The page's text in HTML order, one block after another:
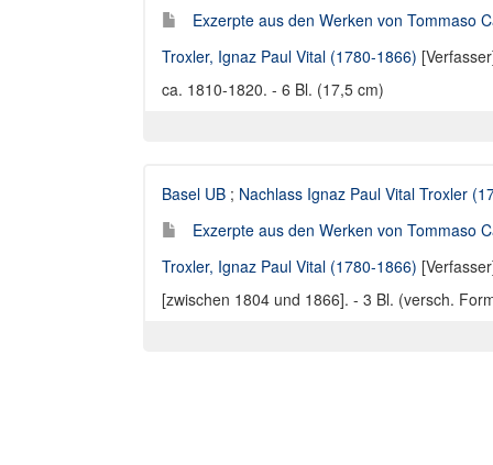
Exzerpte aus den Werken von Tommaso
Troxler, Ignaz Paul Vital (1780-1866)
ca. 1810-1820. - 6 Bl. (17,5 cm)
Basel UB ; Nachlass Ignaz Paul Vital Troxler
Exzerpte aus den Werken von Tommaso
Troxler, Ignaz Paul Vital (1780-1866)
[zwischen 1804 und 1866]. - 3 Bl. (versch.